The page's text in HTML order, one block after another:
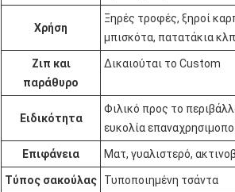
Χρήση
Ξηρές τροφές, ξηροί
μπισκότα, πατατάκια
Ζιπ και
παράθυρο
Δικαιούται το Custom
Ειδικότητα
Φιλικό προς το
ευκολία
Επιφάνεια Ματ, γυαλιστερό,
Τύπος σακούλας Τυποποιημένη τσάντα